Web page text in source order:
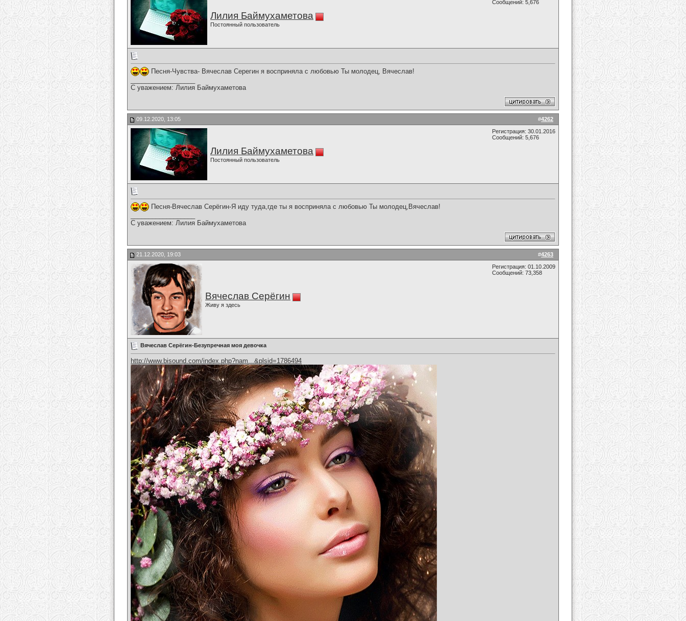
Лилия Баймухаметова
Постоянный пользователь
Сообщений: 5,676
Песня-Чувства- Вячеслав Серегин я восприняла с любовью Ты молодец, Вячеслав!
С уважением: Лилия Баймухаметова
#4262
09.12.2020, 13:05
Лилия Баймухаметова
Постоянный пользователь
Регистрация: 30.01.2016
Сообщений: 5,676
Песня-Вячеслав Серёгин-Я иду туда,где ты я восприняла с любовью Ты молодец,Вячеслав!
С уважением: Лилия Баймухаметова
#4263
21.12.2020, 19:03
Вячеслав Серёгин
Живу я здесь
Регистрация: 01.10.2009
Сообщений: 73,358
Вячеслав Серёгин-Безупречная моя девочка
http://www.bisound.com/index.php?nam...&plsid=1786494